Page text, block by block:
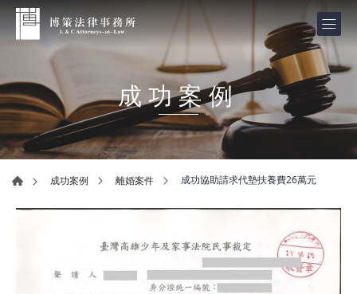
成功案例
成功案例 離婚案件 成功協助請求代墊扶養費26萬元